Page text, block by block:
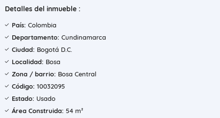
Detalles del inmueble :
País: Colombia
Departamento: Cundinamarca
Ciudad: Bogotá D.C.
Localidad: Bosa
Zona / barrio: Bosa Central
Código: 10032095
Estado: Usado
Área Construida: 54 m²